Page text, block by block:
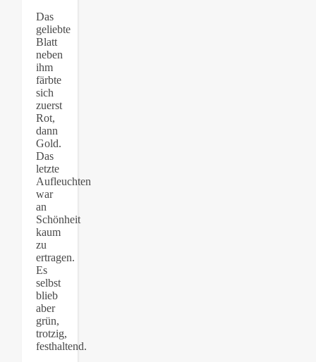
Das
geliebte
Blatt
neben
ihm
färbte
sich
zuerst
Rot,
dann
Gold.
Das
letzte
Aufleuchten
war
an
Schönheit
kaum
zu
ertragen.
Es
selbst
blieb
aber
grün,
trotzig,
festhaltend.